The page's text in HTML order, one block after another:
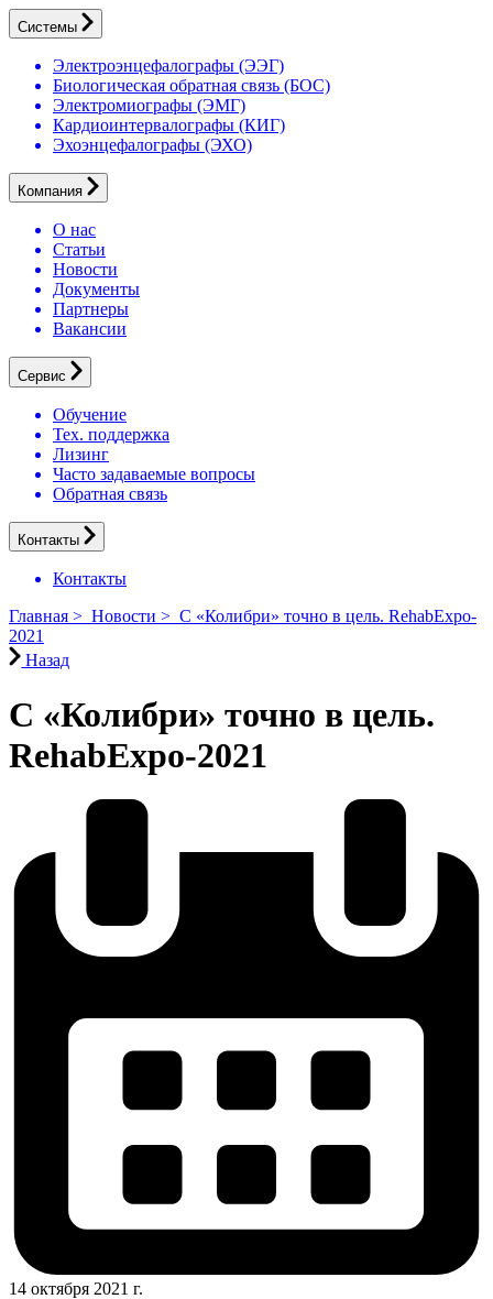
Системы
Электроэнцефалографы (ЭЭГ)
Биологическая обратная связь (БОС)
Электромиографы (ЭМГ)
Кардиоинтервалографы (КИГ)
Эхоэнцефалографы (ЭХО)
Компания
О нас
Статьи
Новости
Документы
Партнеры
Вакансии
Сервис
Обучение
Тех. поддержка
Лизинг
Часто задаваемые вопросы
Обратная связь
Контакты
Контакты
Главная > Новости > С «‎Колибри» точно в цель. RehabExpo-
2021
Назад
С «‎Колибри» точно в цель.
RehabExpo-2021
14 октября 2021 г.